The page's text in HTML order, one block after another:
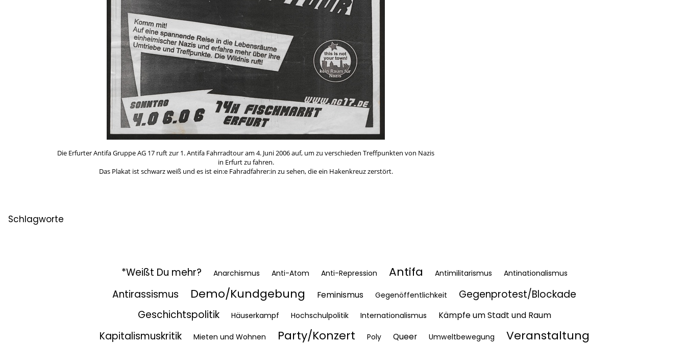
Die Erfurter Antifa Gruppe AG 17 ruft zur 1. Antifa Fahrradtour am 4. Juni 2006 auf, um zu verschieden Treffpunkten von Nazis
in Erfurt zu fahren.
Das Plakat ist schwarz weiß und es ist ein:e Fahradfahrer:in zu sehen, die ein Hakenkreuz zerstört.
Schlagworte
*Weißt Du mehr? Anarchismus Anti-Atom Anti-Repression Antifa Antimilitarismus Antinationalismus
Antirassismus Demo/Kundgebung Feminismus Gegenöffentlichkeit
Gegenprotest/Blockade
Geschichtspolitik
Häuserkampf Hochschulpolitik Internationalismus Kämpfe um Stadt und Raum
Kapitalismuskritik Mieten und Wohnen Party/Konzert Poly Queer Umweltbewegung Veranstaltung